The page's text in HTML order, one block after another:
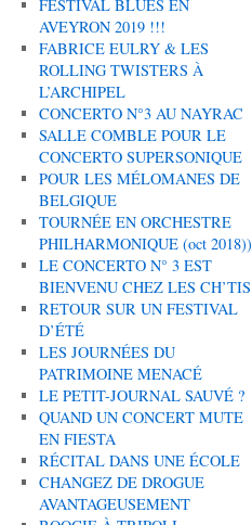
FESTIVAL BLUES EN
AVEYRON 2019 !!!
FABRICE EULRY & LES
ROLLING TWISTERS À
L’ARCHIPEL
CONCERTO N°3 AU NAYRAC
SALLE COMBLE POUR LE
CONCERTO SUPERSONIQUE
POUR LES MÉLOMANES DE
BELGIQUE
TOURNÉE EN ORCHESTRE
PHILHARMONIQUE (oct 2018))
LE CONCERTO N° 3 EST
BIENVENU CHEZ LES CH’TIS
RETOUR SUR UN FESTIVAL
D’ÉTÉ
LES JOURNÉES DU
PATRIMOINE MENACÉ
LE PETIT-JOURNAL SAUVÉ ?
QUAND UN CONCERT MUTE
EN FIESTA
RÉCITAL DANS UNE ÉCOLE
CHANGEZ DE DROGUE
AVANTAGEUSEMENT